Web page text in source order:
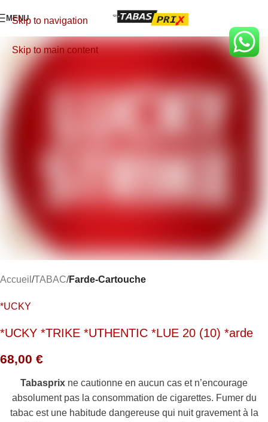
Skip to navigation
Skip to main content
MENU
Accueil TABAC Farde-Cartouche
*UCKY
*UCKY *TRIKE *UTHENTIC *LUE 20 (10) *arde
68,00 €
Tabasprix ne cautionne en aucun cas et n’encourage
absolument pas la consommation de cigarettes. Fumer du
tabac est une habitude dangereuse qui nuit gravement à la